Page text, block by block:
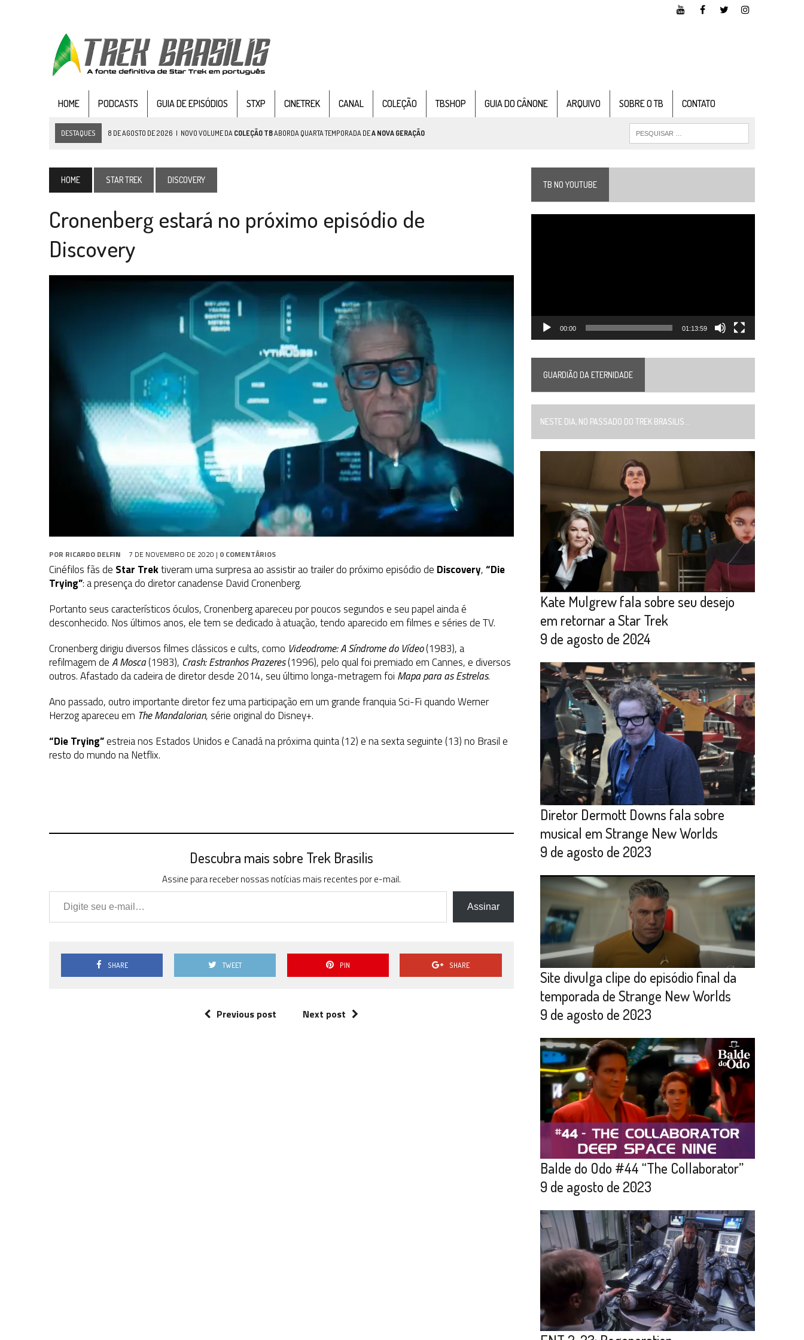
HOME PODCASTS GUIA DE EPISÓDIOS STXP CINETREK CANAL COLEÇÃO TBSHOP GUIA DO CÂNONE ARQUIVO SOBRE O TB CONTATO
DESTAQUES 8 DE AGOSTO DE 2026 | NOVO VOLUME DA COLEÇÃO TBABORDA QUARTA TEMPORADA DEA NOVA GERAÇÃO
6 DE AGOSTO DE 2026 | NOVA TEMPORADA DETHE CENTER SEAT
5 DE AGOSTO DE 2026 BALDE DO ODO #122 CHILDREN OF TIME
REVISITANDO “HIDE AND Q” (TNG 1×09)
3 DE AGOSTO DE 2026 | VEJA FOTOS DO TERCEIRO EPISÓDIO DA 4ª TEMPORADA DE STRANGE NEW WORDS
TB AO VIVO | STAR TREK: STRANGE NEW WORLDS – “THE GRIFFIN INCIDENT” (4×02)
CARIOCA TREKKER CELEBRA 60 ANOS DE STAR TREK NO PLANETÁRIO DO RIO
HOME STAR TREK DISCOVERY
Cronenberg estará no próximo episódio de
Discovery
POR RICARDO DELFIN 7 DE NOVEMBRO DE 2020 | 0 COMENTÁRIOS
Cinéfilos fãs de Star Trektiveram uma surpresa ao assistir ao trailer do próximo episódio de Discovery,“Die
Trying”: a presença do diretor canadense David Cronenberg.
Portanto seus característicos óculos, Cronenberg apareceu por poucos segundos e seu papel ainda é
desconhecido. Nos últimos anos, ele tem se dedicado à atuação, tendo aparecido em filmes e séries de TV.
Cronenberg dirigiu diversos filmes clássicos e cults, como Videodrome: A Síndrome doVídeo(1983), a
refilmagem deA Mosca(1983), Crash: Estranhos Prazeres(1996), pelo qual foi premiado em Cannes, e diversos
outros. Afastado da cadeira de diretor desde 2014, seu último longa-metragem foi Mapa para as Estrelas.
Ano passado, outro importante diretor fez uma participação em um grande franquia Sci-Fi quando Werner
Herzog apareceu em The Mandalorian, série original do Disney+.
“Die Trying”estreia nos Estados Unidos e Canadá na próxima quinta (12) e na sexta seguinte (13) no Brasil e
resto do mundo na Netflix.
Descubra mais sobre Trek Brasilis
Assine para receber nossas notícias mais recentes por e-mail.
Digite seu e-mail…
Assinar
SHARE TWEET PIN SHARE
Previous post Next post
TB NO YOUTUBE
00:00 01:13:59
GUARDIÃO DA ETERNIDADE
NESTE DIA, NO PASSADO DO TREK BRASILIS...
Kate Mulgrew fala sobre seu desejo
em retornar a Star Trek
9 de agosto de 2024
Diretor Dermott Downs fala sobre
musical em Strange New Worlds
9 de agosto de 2023
Site divulga clipe do episódio final da
temporada de Strange New Worlds
9 de agosto de 2023
Balde do Odo #44 “The Collaborator”
9 de agosto de 2023